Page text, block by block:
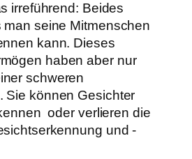
irreführend: Beides
seine Mitmenschen
kann. Dieses
haben aber nur
schweren
Sie können Gesichter
oder verlieren die
und -